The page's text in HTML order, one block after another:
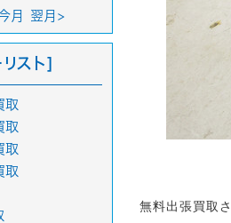
無料出張買取
月 翌月>
スト]
取
取
取
取